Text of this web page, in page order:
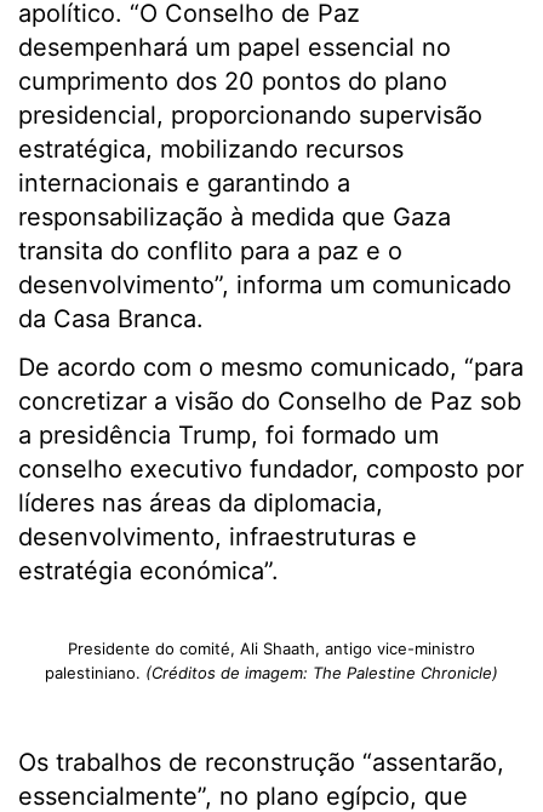
apolítico. “O Conselho de Paz
desempenhará um papel essencial no
cumprimento dos 20 pontos do plano
presidencial, proporcionando supervisão
estratégica, mobilizando recursos
internacionais e garantindo a
responsabilização à medida que Gaza
transita do conflito para a paz e o
desenvolvimento”, informa um comunicado
da Casa Branca.
De acordo com o mesmo comunicado, “para
concretizar a visão do Conselho de Paz sob
a presidência Trump, foi formado um
conselho executivo fundador, composto por
líderes nas áreas da diplomacia,
desenvolvimento, infraestruturas e
estratégia económica”.
Presidente do comité, Ali Shaath, antigo vice-ministro
palestiniano. (Créditos de imagem: The Palestine Chronicle)
Os trabalhos de reconstrução “assentarão,
essencialmente”, no plano egípcio, que